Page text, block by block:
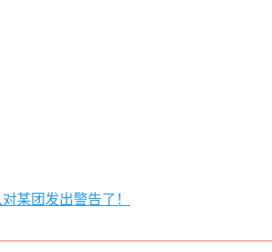
某团发出警告了！